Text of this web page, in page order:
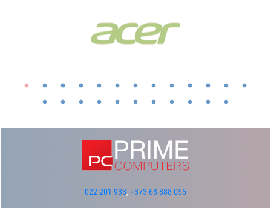
022-201-933, +373-68-888-055